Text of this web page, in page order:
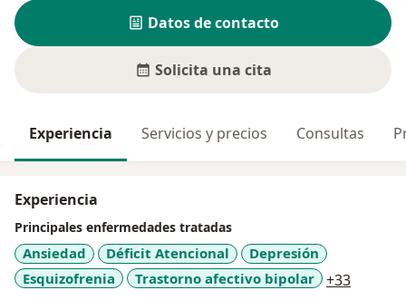
Datos de contacto
Solicita una cita
Experiencia Servicios y precios Consultas
Experiencia
Principales enfermedades tratadas
Ansiedad Déficit Atencional
Depresión
Esquizofrenia
Trastorno afectivo bipolar +33